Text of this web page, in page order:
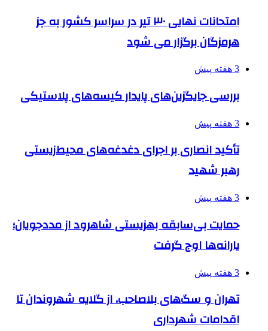
امتحانات نهایی ۳۰ تیر در سراسر کشور به جز
هرمزگان برگزار می شود
3 هفته پیش
بررسی جایگزین‌های پایدار کیسه‌های پلاستیکی
3 هفته پیش
تأکید انصاری بر اجرای دغدغه‌های محیط‌زیستی
رهبر شهید
3 هفته پیش
حمایت بی‌سابقه بهزیستی شاهرود از مددجویان؛
یارانه‌ها اوج گرفت
3 هفته پیش
تهران و سگ‌های بلاصاحب، از گلایه شهروندان تا
اقدامات شهرداری